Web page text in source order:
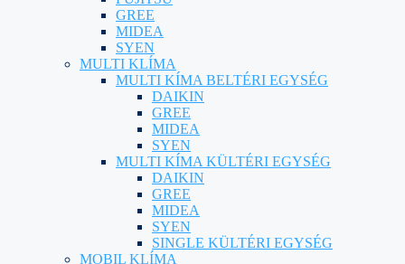
GREE
MIDEA
SYEN
MULTI KLÍMA
MULTI KÍMA BELTÉRI EGYSÉG
DAIKIN
GREE
MIDEA
SYEN
MULTI KÍMA KÜLTÉRI EGYSÉG
DAIKIN
GREE
MIDEA
SYEN
SINGLE KÜLTÉRI EGYSÉG
MOBIL KLÍMA